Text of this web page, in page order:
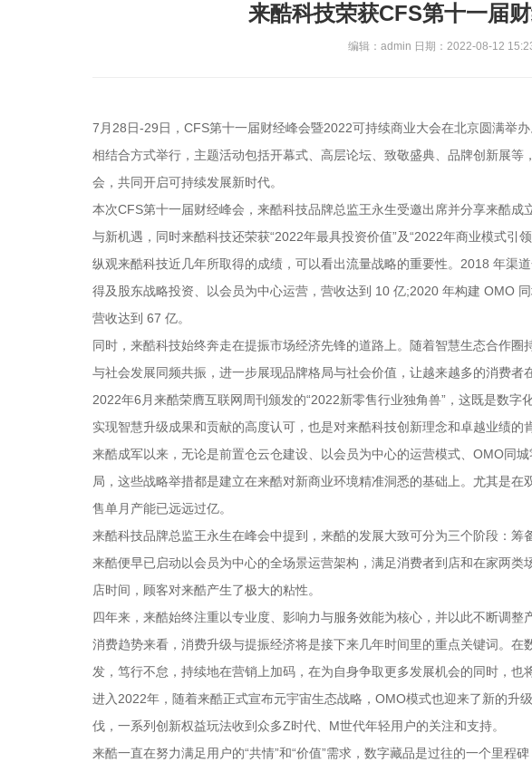
来酷科技荣获CFS第十一届
编辑：admin 日期：2022-08-12
7月28日-29日，CFS第十一届财经峰会暨2022可持续商业大会在北京圆满举
相结合方式举行，主题活动包括开幕式、高层论坛、致敬盛典、品牌创新展
会，共同开启可持续发展新时代。
本次CFS第十一届财经峰会，来酷科技品牌总监王永生受邀出席并分享来酷
与新机遇，同时来酷科技还荣获“2022年最具投资价值”及“2022年商业模式引领
纵观来酷科技近几年所取得的成绩，可以看出流量战略的重要性。2018 年渠
得及股东战略投资、以会员为中心运营，营收达到 10 亿;2020 年构建 OMO
营收达到 67 亿。
同时，来酷科技始终奔走在提振市场经济先锋的道路上。随着智慧生态合作
与社会发展同频共振，进一步展现品牌格局与社会价值，让越来越多的消费者
2022年6月来酷荣膺互联网周刊颁发的“2022新零售行业独角兽”，这既是数
实现智慧升级成果和贡献的高度认可，也是对来酷科技创新理念和卓越业绩的
来酷成军以来，无论是前置仓云仓建设、以会员为中心的运营模式、OMO同
局，这些战略举措都是建立在来酷对新商业环境精准洞悉的基础上。尤其是
售单月产能已远远过亿。
来酷科技品牌总监王永生在峰会中提到，来酷的发展大致可分为三个阶段：筹
来酷便早已启动以会员为中心的全场景运营架构，满足消费者到店和在家两
店时间，顾客对来酷产生了极大的粘性。
四年来，来酷始终注重以专业度、影响力与服务效能为核心，并以此不断调
消费趋势来看，消费升级与提振经济将是接下来几年时间里的重点关键词。
发，笃行不怠，持续地在营销上加码，在为自身争取更多发展机会的同时，也
进入2022年，随着来酷正式宣布元宇宙生态战略，OMO模式也迎来了新的升
伐，一系列创新权益玩法收到众多Z时代、M世代年轻用户的关注和支持。
来酷一直在努力满足用户的“共情”和“价值”需求，数字藏品是过往的一个里程